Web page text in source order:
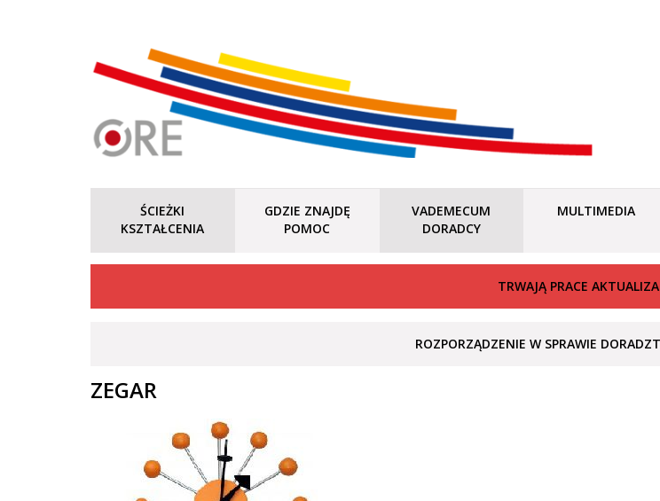
ŚCIEŻKI
KSZTAŁCENIA
GDZIE ZNAJDĘ
POMOC
VADEMECUM
DORADCY
MULTIMEDIA
TRWAJĄ PRACE
ROZPORZĄDZENIE W SPRAWIE
ZEGAR